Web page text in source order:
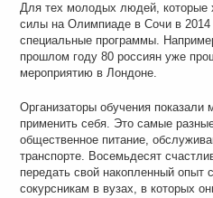
Для тех молодых людей, которые
силы на Олимпиаде в Сочи в 2014
специальные программы.
прошлом году 80 россиян уже
мероприятию в Лондоне.
Организаторы обучения
применить себя. Это самые
общественное питание,
транспорте. Восемьдесят
передать свой накопленный опыт
сокурсникам в вузах, в которых